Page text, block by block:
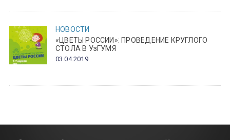
НОВОСТИ
«ЦВЕТЫ РОССИИ»: ПРОВЕДЕНИЕ КРУГЛОГО
СТОЛА В УзГУМЯ
03.04.2019